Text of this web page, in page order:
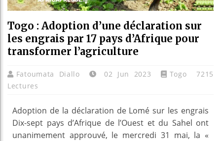
Togo : Adoption d’une déclaration sur
les engrais par 17 pays d’Afrique pour
transformer l’agriculture
Fatoumata Diallo 02 Jun 2023 Togo
7215
Lectures
Adoption de la déclaration de Lomé sur les engrais
Dix-sept pays d’Afrique de l’Ouest et du Sahel ont
unanimement approuvé, le mercredi 31 mai, la «